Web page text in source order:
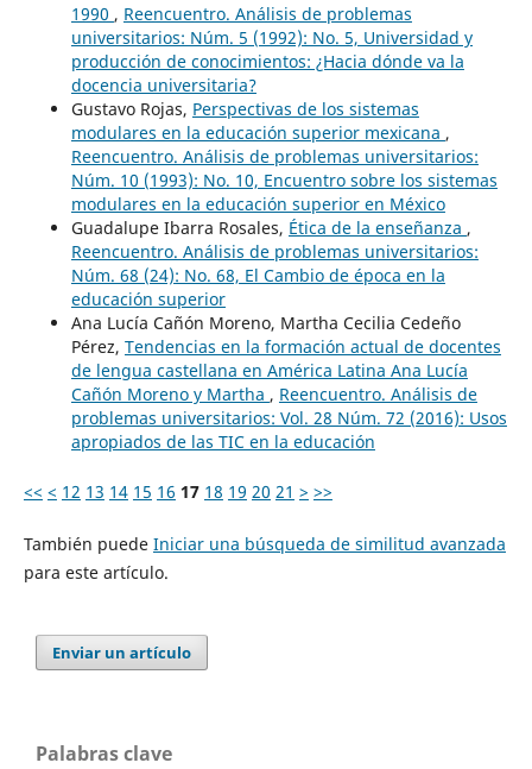
1990 , Reencuentro. Análisis de problemas
universitarios: Núm. 5 (1992): No. 5, Universidad y
producción de conocimientos: ¿Hacia dónde va la
docencia universitaria?
Gustavo Rojas, Perspectivas de los sistemas
modulares en la educación superior mexicana ,
Reencuentro. Análisis de problemas universitarios:
Núm. 10 (1993): No. 10, Encuentro sobre los sistemas
modulares en la educación superior en México
Guadalupe Ibarra Rosales, Ética de la enseñanza ,
Reencuentro. Análisis de problemas universitarios:
Núm. 68 (24): No. 68, El Cambio de época en la
educación superior
Ana Lucía Cañón Moreno, Martha Cecilia Cedeño
Pérez, Tendencias en la formación actual de docentes
de lengua castellana en América Latina Ana Lucía
Cañón Moreno y Martha , Reencuentro. Análisis de
problemas universitarios: Vol. 28 Núm. 72 (2016): Usos
apropiados de las TIC en la educación
<< < 12 13 14 15 16 17 18 19 20 21 > >>
También puede Iniciar una búsqueda de similitud avanzada
para este artículo.
Enviar un artículo
Palabras clave